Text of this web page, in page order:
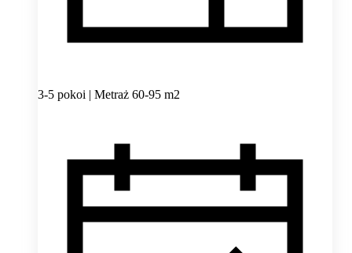
3-5 pokoi | Metraż 60-95 m2